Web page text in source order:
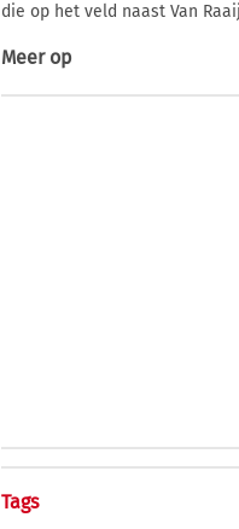
die op het veld naast Van
Meer op
Tags